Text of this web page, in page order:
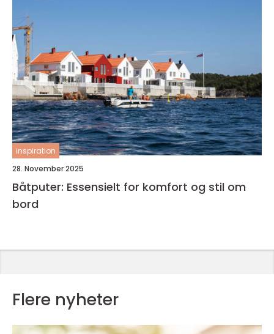
inspiration
28. November 2025
Båtputer: Essensielt for komfort og stil om
bord
Flere nyheter